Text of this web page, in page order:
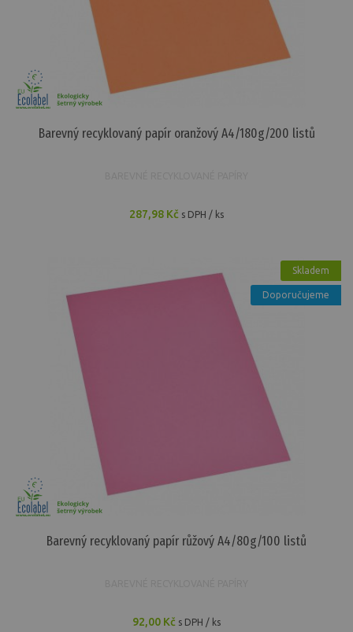
Barevný recyklovaný papír oranžový A4/180g/200 listů
287,98 Kč s DPH / ks
Skladem
Doporučujeme
Barevný recyklovaný papír růžový A4/80g/100 listů
92,00 Kč s DPH / ks